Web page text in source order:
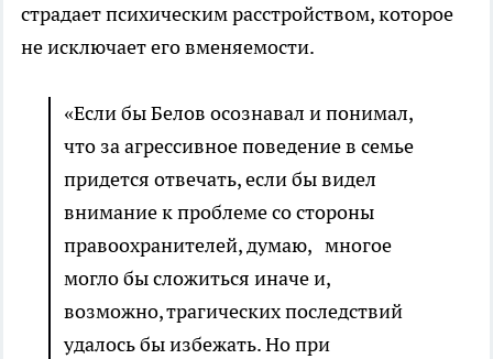
страдает психическим расстройством, которое
не исключает его вменяемости.
«Если бы Белов осознавал и понимал,
что за агрессивное поведение в семье
придется отвечать, если бы видел
внимание к проблеме со стороны
правоохранителей, думаю, многое
могло бы сложиться иначе и,
возможно, трагических последствий
удалось бы избежать. Но при